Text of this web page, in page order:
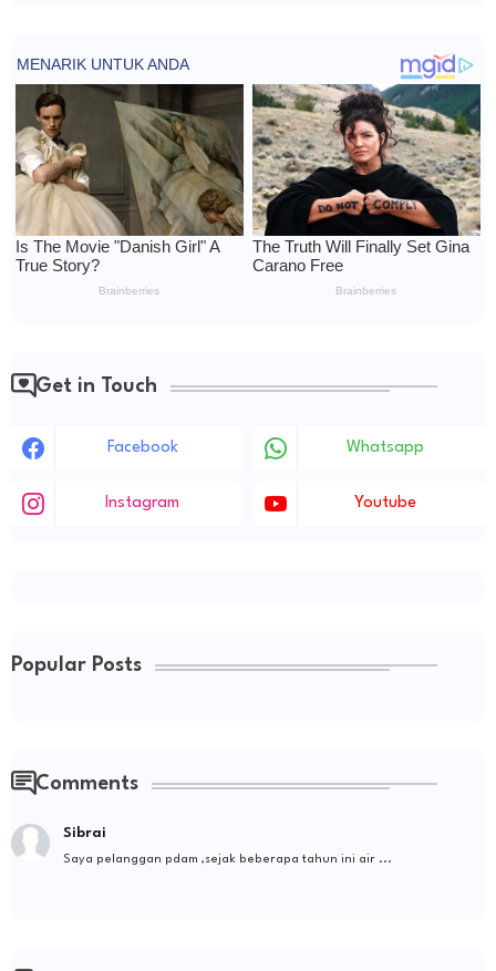
Get in Touch
Facebook Whatsapp
Instagram Youtube
Popular Posts
Comments
Sibrai
Saya pelanggan pdam ,sejak beberapa tahun ini air ...